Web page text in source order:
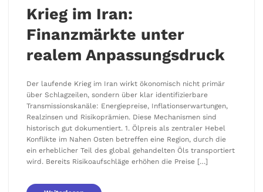
Krieg im Iran:
Finanzmärkte unter
realem Anpassungsdruck
Der laufende Krieg im Iran wirkt ökonomisch nicht primär
über Schlagzeilen, sondern über klar identifizierbare
Transmissionskanäle: Energiepreise, Inflationserwartungen,
Realzinsen und Risikoprämien. Diese Mechanismen sind
historisch gut dokumentiert. 1. Ölpreis als zentraler Hebel
Konflikte im Nahen Osten betreffen eine Region, durch die
ein erheblicher Teil des global gehandelten Öls transportiert
wird. Bereits Risikoaufschläge erhöhen die Preise […]